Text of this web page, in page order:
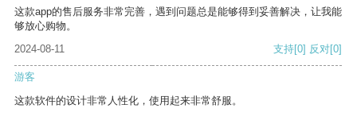
这款app的售后服务非常完善，遇到问题总是能够得到妥善解决，让我能
够放心购物。
2024-08-11
支持[0] 反对[0]
游客
这款软件的设计非常人性化，使用起来非常舒服。